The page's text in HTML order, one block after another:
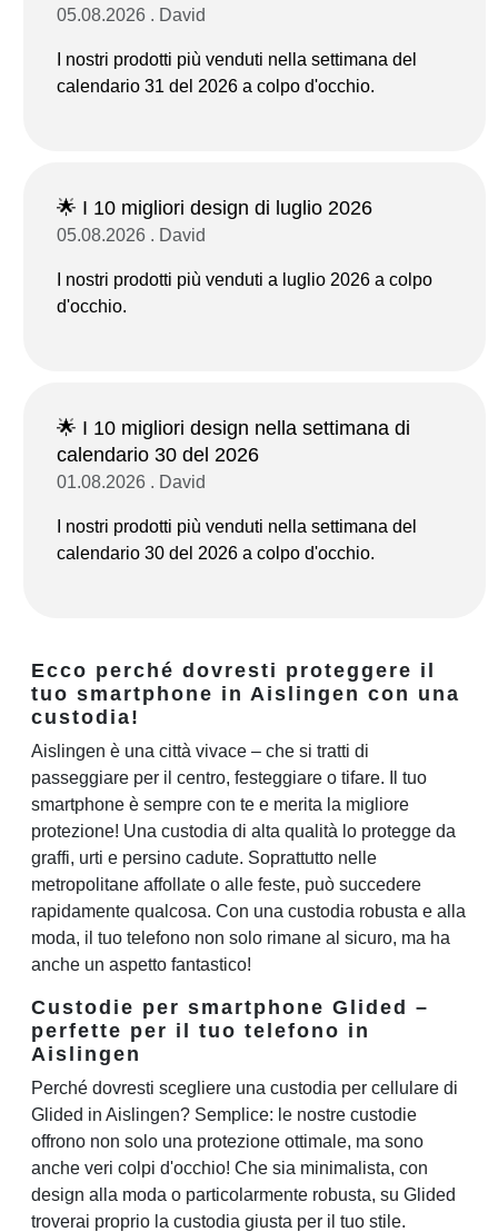
05.08.2026 . David
I nostri prodotti più venduti nella settimana del
calendario 31 del 2026 a colpo d'occhio.
🌟 I 10 migliori design di luglio 2026
05.08.2026 . David
I nostri prodotti più venduti a luglio 2026 a colpo
d'occhio.
🌟 I 10 migliori design nella settimana di
calendario 30 del 2026
01.08.2026 . David
I nostri prodotti più venduti nella settimana del
calendario 30 del 2026 a colpo d'occhio.
Ecco perché dovresti proteggere il
tuo smartphone in Aislingen con una
custodia!
Aislingen è una città vivace – che si tratti di
passeggiare per il centro, festeggiare o tifare. Il tuo
smartphone è sempre con te e merita la migliore
protezione! Una custodia di alta qualità lo protegge da
graffi, urti e persino cadute. Soprattutto nelle
metropolitane affollate o alle feste, può succedere
rapidamente qualcosa. Con una custodia robusta e alla
moda, il tuo telefono non solo rimane al sicuro, ma ha
anche un aspetto fantastico!
Custodie per smartphone Glided –
perfette per il tuo telefono in
Aislingen
Perché dovresti scegliere una custodia per cellulare di
Glided in Aislingen? Semplice: le nostre custodie
offrono non solo una protezione ottimale, ma sono
anche veri colpi d'occhio! Che sia minimalista, con
design alla moda o particolarmente robusta, su Glided
troverai proprio la custodia giusta per il tuo stile.